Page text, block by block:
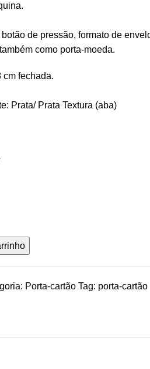
de pressão, formato de
como porta-moeda.
cm fechada.
Prata/ Prata Textura (aba)
Porta-cartão Tag: porta-cartão